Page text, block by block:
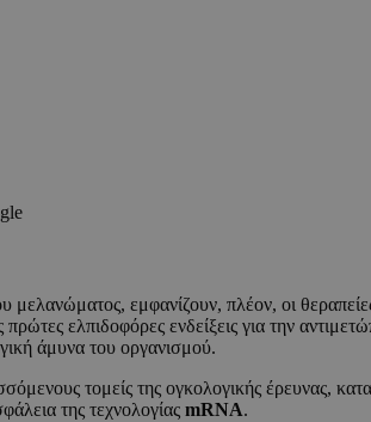
εμφανίζουν, πλέον, οι
ελπιδοφόρες ενδείξεις για την
άμυνα του οργανισμού.
τομείς της ογκολογικής έρευνας,
της τεχνολογίας mRNA.